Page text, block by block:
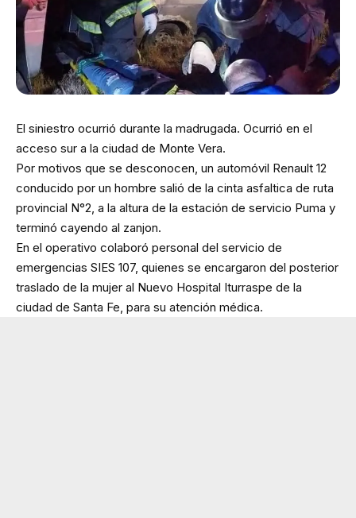
El siniestro ocurrió durante la madrugada. Ocurrió en el
acceso sur a la ciudad de Monte Vera.
Por motivos que se desconocen, un automóvil Renault 12
conducido por un hombre salió de la cinta asfaltica de ruta
provincial N°2, a la altura de la estación de servicio Puma y
terminó cayendo al zanjon.
En el operativo colaboró personal del servicio de
emergencias SIES 107, quienes se encargaron del posterior
traslado de la mujer al Nuevo Hospital Iturraspe de la
ciudad de Santa Fe, para su atención médica.